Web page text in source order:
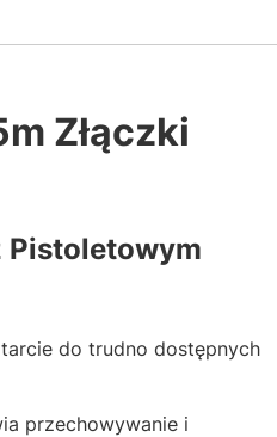
Złączki
Pistoletowym
do trudno dostępnych
przechowywanie i